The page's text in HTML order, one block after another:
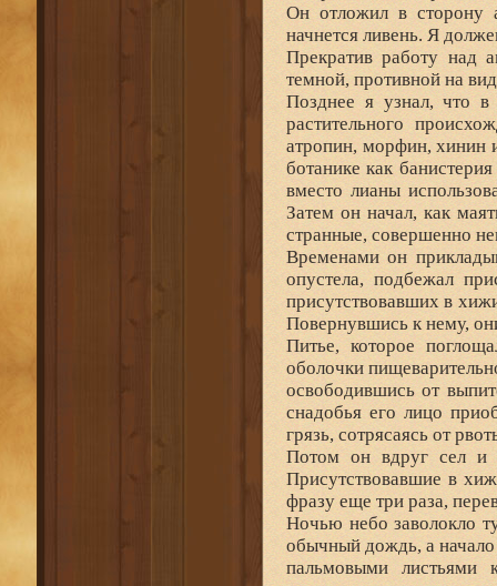
Он отложил в сторону
начнется ливень. Я
Прекратив работу над
темной, противной на
Позднее я узнал, что в
растительного
атропин, морфин, хинин
ботанике как
вместо лианы
Затем он начал, как
странные, совершенно
Временами он
опустела, подбежал
присутствовавших в
Повернувшись к нему,
Питье, которое
оболочки
освободившись от
снадобья его лицо
грязь, сотрясаясь от
Потом он вдруг сел и
Присутствовавшие в
фразу еще три раза,
Ночью небо заволокло
обычный дождь, а
пальмовыми